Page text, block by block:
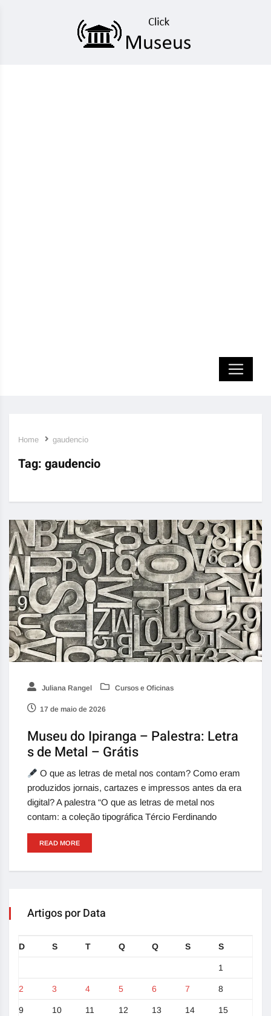
Home gaudencio
Tag: gaudencio
Juliana Rangel Cursos e Oficinas
17 de maio de 2026
Museu do Ipiranga – Palestra: Letra
s de Metal – Grátis
O que as letras de metal nos contam? Como eram
produzidos jornais, cartazes e impressos antes da era
digital? A palestra “O que as letras de metal nos
contam: a coleção tipográfica Tércio Ferdinando
READ MORE
Artigos por Data
D S T Q Q S S
1
2 3 4 5 6 7 8
9 10 11 12 13 14 15